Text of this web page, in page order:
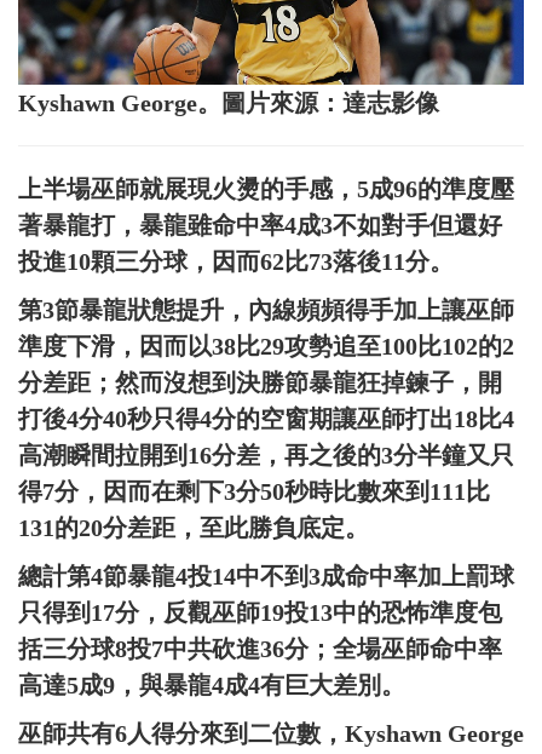
Kyshawn George。圖片來源：達志影像
上半場巫師就展現火燙的手感，5成96的準度壓
著暴龍打，暴龍雖命中率4成3不如對手但還好
投進10顆三分球，因而62比73落後11分。
第3節暴龍狀態提升，內線頻頻得手加上讓巫師
準度下滑，因而以38比29攻勢追至100比102的2
分差距；然而沒想到決勝節暴龍狂掉鍊子，開
打後4分40秒只得4分的空窗期讓巫師打出18比4
高潮瞬間拉開到16分差，再之後的3分半鐘又只
得7分，因而在剩下3分50秒時比數來到111比
131的20分差距，至此勝負底定。
總計第4節暴龍4投14中不到3成命中率加上罰球
只得到17分，反觀巫師19投13中的恐怖準度包
括三分球8投7中共砍進36分；全場巫師命中率
高達5成9，與暴龍4成4有巨大差別。
巫師共有6人得分來到二位數，Kyshawn George